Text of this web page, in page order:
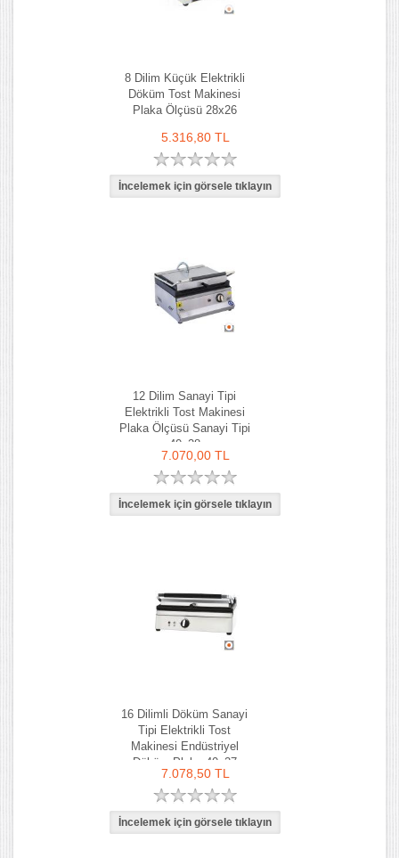
8 Dilim Küçük Elektrikli
Döküm Tost Makinesi
Plaka Ölçüsü 28x26
5.316,80 TL
12 Dilim Sanayi Tipi
Elektrikli Tost Makinesi
Plaka Ölçüsü Sanayi Tipi
40x28
7.070,00 TL
16 Dilimli Döküm Sanayi
Tipi Elektrikli Tost
Makinesi Endüstriyel
Döküm Plaka 40x27
7.078,50 TL